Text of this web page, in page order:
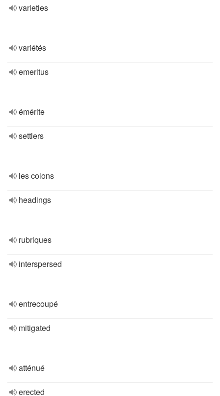
varieties
variétés
emeritus
émérite
settlers
les colons
headings
rubriques
interspersed
entrecoupé
mitigated
atténué
erected